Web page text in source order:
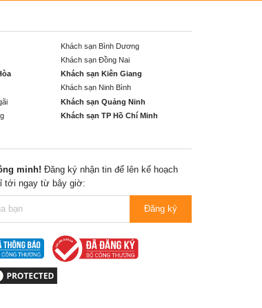
Khách sạn Bình Dương
Khách sạn Đồng Nai
Khách sạn Kiên Giang
Khách sạn Ninh Bình
Khách sạn Quảng Ninh
Khách sạn TP Hồ Chí Minh
minh! Đăng ký nhận tin để lên kế hoạch
tới ngay từ bây giờ:
Đăng ký